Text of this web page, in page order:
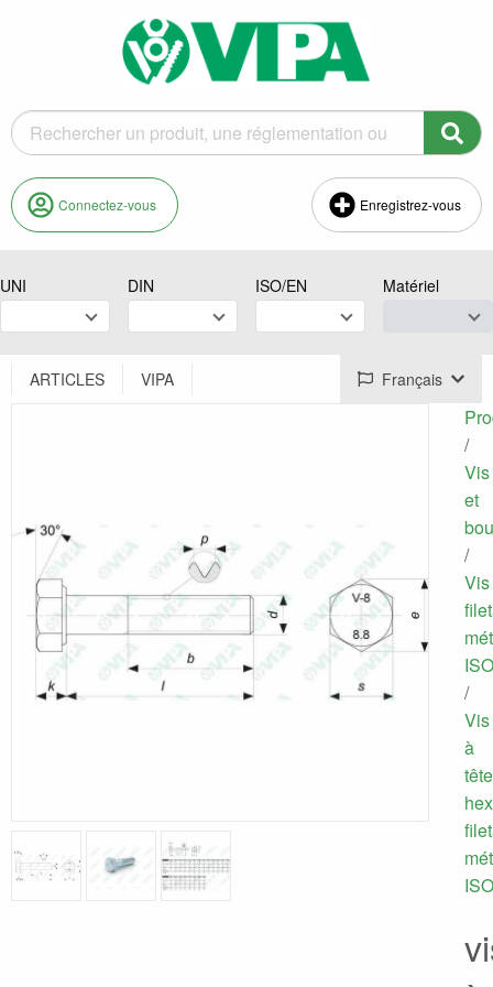
Connectez-vous Enregistrez-vous
UNI DIN ISO/EN Matériel
ARTICLES VIPA Français
/
Vis
et
/
Vis
ISO
/
Vis
à
tête
ISO